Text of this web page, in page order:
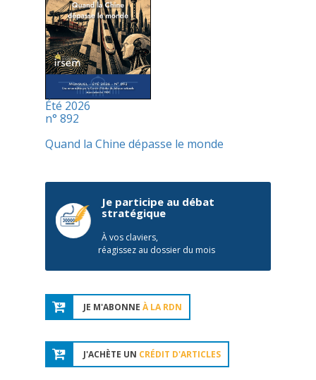
Été 2026
n° 892
Quand la Chine dépasse le monde
Je participe au débat
stratégique
À vos claviers,
réagissez au dossier du mois
JE M'ABONNE À LA RDN
J'ACHÈTE UN CRÉDIT D'ARTICLES